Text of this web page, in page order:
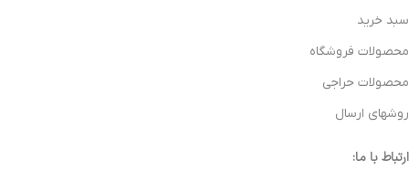
سبد خرید
محصولات فروشگاه
محصولات حراجی
روشهای ارسال
ارتباط با ما: